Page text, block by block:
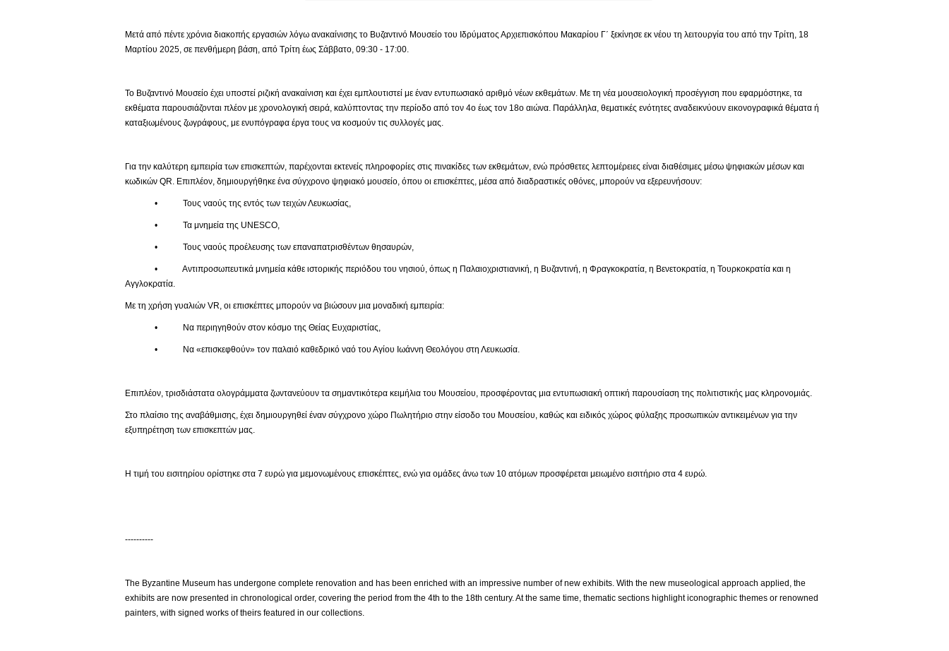
Μετά από πέντε χρόνια διακοπής εργασιών λόγω ανακαίνισης το Βυζαντινό Μουσείο του Ιδρύματος Αρχιεπισκόπου Μακαρίου Γ΄ ξεκίνησε εκ νέου τη λειτουργία του από την Τρίτη, 18
Μαρτίου 2025, σε πενθήμερη βάση, από Τρίτη έως Σάββατο, 09:30 - 17:00.
Το Βυζαντινό Μουσείο έχει υποστεί ριζική ανακαίνιση και έχει εμπλουτιστεί με έναν εντυπωσιακό αριθμό νέων εκθεμάτων. Με τη νέα μουσειολογική προσέγγιση που εφαρμόστηκε, τα
εκθέματα παρουσιάζονται πλέον με χρονολογική σειρά, καλύπτοντας την περίοδο από τον 4ο έως τον 18ο αιώνα. Παράλληλα, θεματικές ενότητες αναδεικνύουν εικονογραφικά θέματα ή
καταξιωμένους ζωγράφους, με ενυπόγραφα έργα τους να κοσμούν τις συλλογές μας.
Για την καλύτερη εμπειρία των επισκεπτών, παρέχονται εκτενείς πληροφορίες στις πινακίδες των εκθεμάτων, ενώ πρόσθετες λεπτομέρειες είναι διαθέσιμες μέσω ψηφιακών μέσων και
κωδικών QR. Επιπλέον, δημιουργήθηκε ένα σύγχρονο ψηφιακό μουσείο, όπου οι επισκέπτες, μέσα από διαδραστικές οθόνες, μπορούν να εξερευνήσουν:
• Τους ναούς της εντός των τειχών Λευκωσίας,
• Τα μνημεία της UNESCO,
• Τους ναούς προέλευσης των επαναπατρισθέντων θησαυρών,
• Αντιπροσωπευτικά μνημεία κάθε ιστορικής περιόδου του νησιού, όπως η Παλαιοχριστιανική, η Βυζαντινή, η Φραγκοκρατία, η Βενετοκρατία, η Τουρκοκρατία και η
Αγγλοκρατία.
Με τη χρήση γυαλιών VR, οι επισκέπτες μπορούν να βιώσουν μια μοναδική εμπειρία:
• Να περιηγηθούν στον κόσμο της Θείας Ευχαριστίας,
• Να «επισκεφθούν» τον παλαιό καθεδρικό ναό του Αγίου Ιωάννη Θεολόγου στη Λευκωσία.
Επιπλέον, τρισδιάστατα ολογράμματα ζωντανεύουν τα σημαντικότερα κειμήλια του Μουσείου, προσφέροντας μια εντυπωσιακή οπτική παρουσίαση της πολιτιστικής μας κληρονομιάς.
Στο πλαίσιο της αναβάθμισης, έχει δημιουργηθεί έναν σύγχρονο χώρο Πωλητήριο στην είσοδο του Μουσείου, καθώς και ειδικός χώρος φύλαξης προσωπικών αντικειμένων για την
εξυπηρέτηση των επισκεπτών μας.
Η τιμή του εισιτηρίου ορίστηκε στα 7 ευρώ για μεμονωμένους επισκέπτες, ενώ για ομάδες άνω των 10 ατόμων προσφέρεται μειωμένο εισιτήριο στα 4 ευρώ.
----------
The Byzantine Museum has undergone complete renovation and has been enriched with an impressive number of new exhibits. With the new museological approach applied, the
exhibits are now presented in chronological order, covering the period from the 4th to the 18th century. At the same time, thematic sections highlight iconographic themes or renowned
painters, with signed works of theirs featured in our collections.